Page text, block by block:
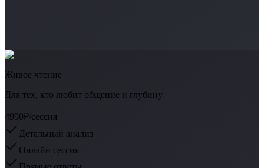
Живое чтение
Для тех, кто любит общение и глубину
4990₽/сессия
Детальный анализ
Онлайн сессия